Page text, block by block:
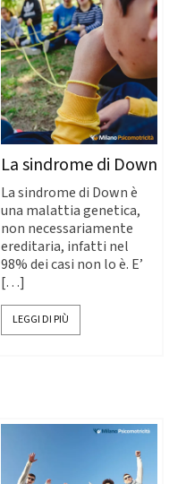
La sindrome di Down
La sindrome di Down è
una malattia genetica,
non necessariamente
ereditaria, infatti nel
98% dei casi non lo è. E’
[…]
LEGGI DI PIÙ